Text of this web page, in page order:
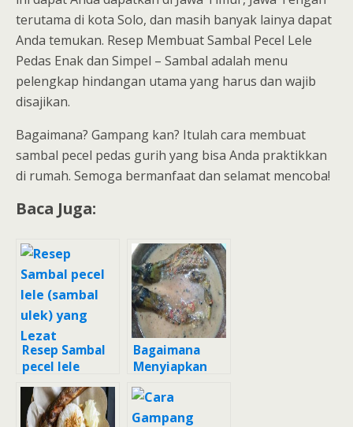
terutama di kota Solo, dan masih banyak lainya dapat
Anda temukan. Resep Membuat Sambal Pecel Lele
Pedas Enak dan Simpel – Sambal adalah menu
pelengkap hindangan utama yang harus dan wajib
disajikan.
Bagaimana? Gampang kan? Itulah cara membuat
sambal pecel pedas gurih yang bisa Anda praktikkan
di rumah. Semoga bermanfaat dan selamat mencoba!
Baca Juga:
Resep Sambal
pecel lele
(sambal ulek)
yang Lezat
Bagaimana
Menyiapkan
Pecel terong
bakar,
Sempurna